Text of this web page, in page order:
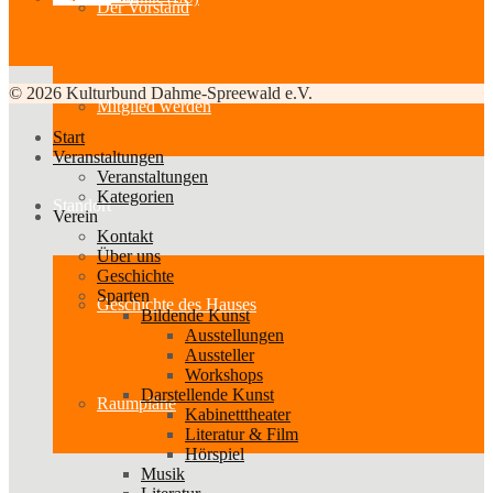
Der Vorstand
Mitglied werden
Standort
Geschichte des Hauses
Raumpläne
© 2026 Kulturbund Dahme-Spreewald e.V.
Start
Veranstaltungen
Veranstaltungen
Kategorien
Verein
Kontakt
Über uns
Geschichte
Sparten
Bildende Kunst
Ausstellungen
Aussteller
Workshops
Darstellende Kunst
Kabinetttheater
Literatur & Film
Hörspiel
Musik